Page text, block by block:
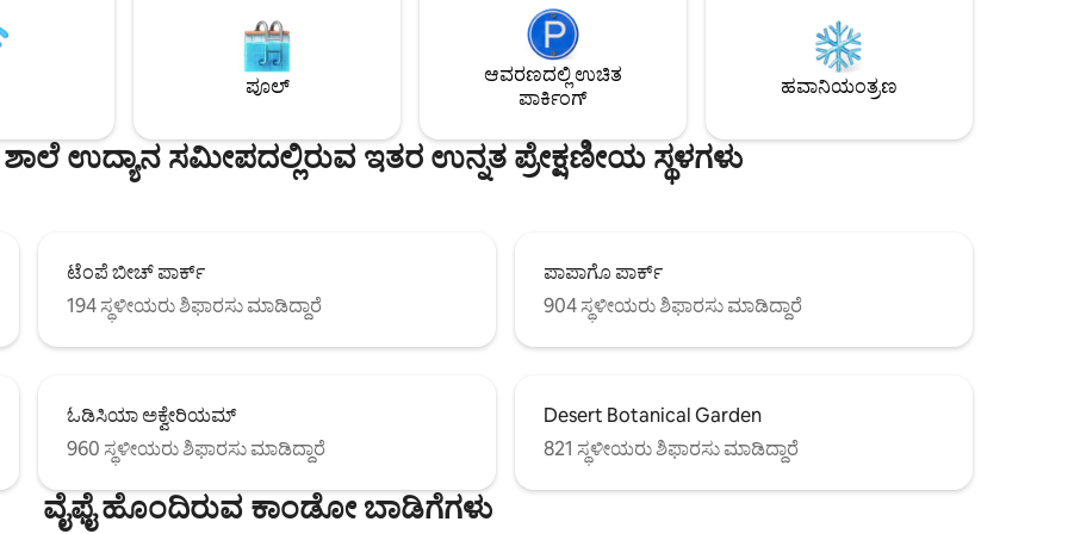
ಸೆರೆಹಿಡಿಯಿರಿ. ಪಕ್ಕದಲ್ಲಿಯೇ
ಅನ್ನು ಆನಂದಿಸಿ! ಅಥವಾ ಎಲ್ಲಕ್ಕಿಂತ
ಎಲ್ಲಾ ರೆಸಾರ್ಟ್ ಶೈಲಿಯ
ವಾಸ್ತವ್ಯವನ್ನು ಆನಂದಿಸಿ.
ನೀವು ಸ್ಕೈ ಹಾರ್ಬರ್ ಅಂತರರಾಷ್ಟ್ರೀಯ ವಿಮಾನ
ನಿಲ್ದಾಣದಿಂದ ಲೈಟ್ ರೈಲು ತೆಗೆದುಕೊಳ್ಳಬಹುದು,
ಮನರಂಜನೆಗಾಗಿ ನಿಮ್ಮ ಹಣವನ್ನು ಉಳಿಸಬಹುದು!
ನೀವು ಕಾರನ್ನು ಹೊಂದಿದ್ದರೆ ಆಫ್ ಸ್ಟ್ರೀಟ್ ಪಾರ್ಕಿಂಗ್!
ಇಂಡಿಯನ್ ಸ್ಕೂಲ್ ಪಾರ್ಕ್ (ಫೀನಿಕ್ಸ್‌ನ ಅತಿದೊಡ್ಡ
ಉದ್ಯಾನವನಗಳಲ್ಲಿ ಒಂದಾಗಿದೆ) ಮತ್ತು ಡೌನ್‌ಟೌನ್
ಫೀನಿಕ್ಸ್‌ನಲ್ಲಿರುವ ಎಲ್ಲಾ ಆಕರ್ಷಣೆಗಳಿಗೆ ವಾಕಿಂಗ್
ಪೂಲ್
ಆವರಣದಲ್ಲಿ ಉಚಿತ
ಪಾರ್ಕಿಂಗ್
ಹವಾನಿಯಂತ್ರಣ
ಉದ್ಯಾನ ಸಮೀಪದಲ್ಲಿರುವ ಇತರ ಉನ್ನತ ಪ್ರೇಕ್ಷಣೀಯ ಸ್ಥಳಗಳು
ಟೆಂಪೆ ಬೀಚ್ ಪಾರ್ಕ್
194 ಸ್ಥಳೀಯರು ಶಿಫಾರಸು ಮಾಡಿದ್ದಾರೆ
ಪಾಪಾಗೊ ಪಾರ್ಕ್
904 ಸ್ಥಳೀಯರು ಶಿಫಾರಸು ಮಾಡಿದ್ದಾರೆ
ಓಡಿಸಿಯಾ ಅಕ್ವೇರಿಯಮ್
960 ಸ್ಥಳೀಯರು ಶಿಫಾರಸು ಮಾಡಿದ್ದಾರೆ
Desert Botanical Garden
821 ಸ್ಥಳೀಯರು ಶಿಫಾರಸು ಮಾಡಿದ್ದಾರೆ
ವೈಫೈ ಹೊಂದಿರುವ ಕಾಂಡೋ ಬಾಡಿಗೆಗಳು